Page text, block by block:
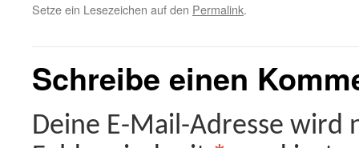
Setze ein Lesezeichen auf den Permalink.
Schreibe einen
Deine E-Mail-Adresse